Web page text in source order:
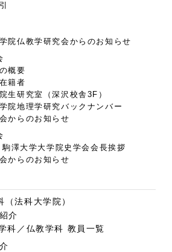
院仏教学研究会からのお知らせ
概要
籍者
生研究室（深沢校舎3F）
院地理学研究バックナンバー
からのお知らせ
澤大学大学院史学会会長挨拶
からのお知らせ
（法科大学院）
介
科／仏教学科 教員一覧